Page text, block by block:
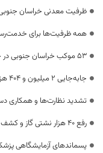
ظرفیت معدنی خراسان
همه ظرفیت‌ها برای
53 موکب خراسان جنوبی در خدمت زائران اربعین
جابه‌جایی 2 میلیون و 404 هزار تن کالا از خراسان جنوبی به سراسر کشور
تشدید نظارت‌ها و همکاری
رفع 40 هزار نشتی گاز و کشف 76 مورد سرقت گاز در چهار ماهه نخست سال
پسماندهای آزمایشگاهی